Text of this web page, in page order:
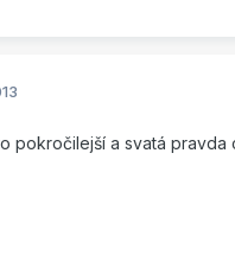
pokročilejší a svatá pravda